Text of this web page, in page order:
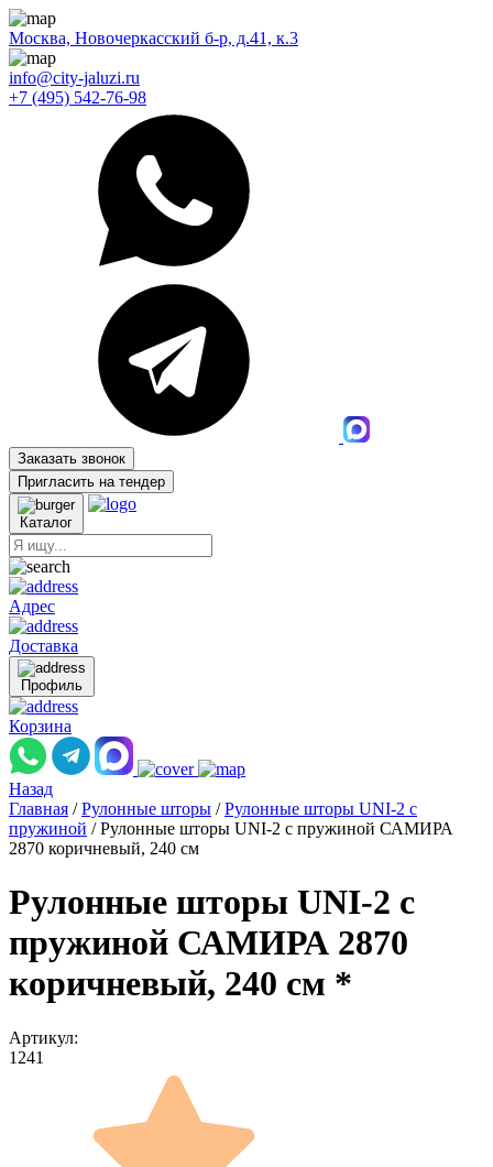
Москва, Новочеркасский б-р, д.41, к.3
info@city-jaluzi.ru
+7 (495) 542-76-98
Заказать звонок
Пригласить на тендер
Каталог
Адрес
Доставка
Профиль
Корзина
Назад
Главная / Рулонные шторы / Рулонные шторы UNI-2 с
пружиной / Рулонные шторы UNI-2 с пружиной САМИРА
2870 коричневый, 240 см
Рулонные шторы UNI-2 с
пружиной САМИРА 2870
коричневый, 240 см *
Артикул:
1241